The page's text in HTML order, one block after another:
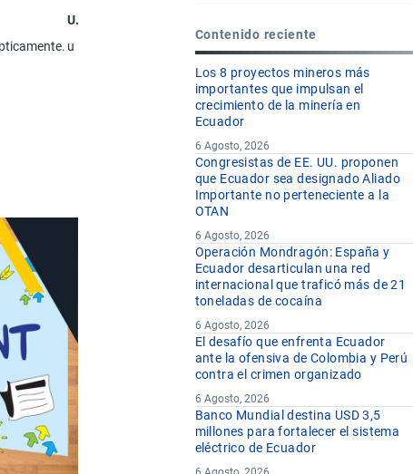
U.F
u
Contenido reciente
Los 8 proyectos mineros más
importantes que impulsan el
crecimiento de la minería en
Ecuador
6 Agosto, 2026
Congresistas de EE. UU. proponen
que Ecuador sea designado Aliado
Importante no perteneciente a la
OTAN
6 Agosto, 2026
Operación Mondragón: España y
Ecuador desarticulan una red
internacional que traficó más de 21
toneladas de cocaína
6 Agosto, 2026
El desafío que enfrenta Ecuador
ante la ofensiva de Colombia y Perú
contra el crimen organizado
6 Agosto, 2026
Banco Mundial destina USD 3,5
millones para fortalecer el sistema
eléctrico de Ecuador